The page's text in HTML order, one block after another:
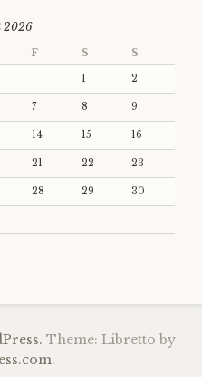
2026
F S S
1 2
7 8 9
14 15 16
21 22 23
28 29 30
Theme: Libretto by
.